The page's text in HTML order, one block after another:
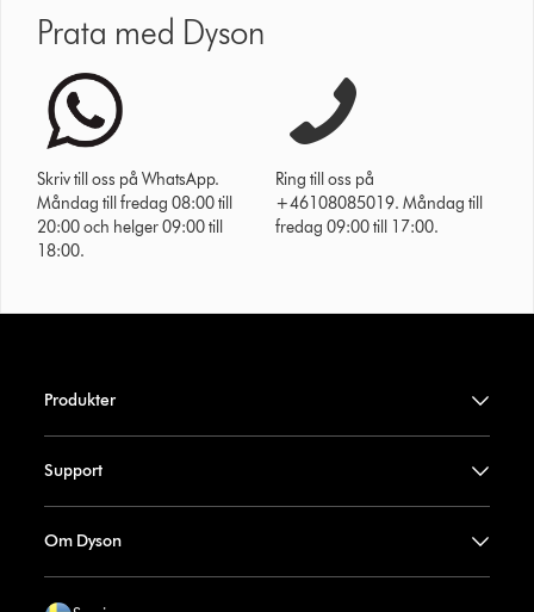
Prata med Dyson
Skriv till oss på WhatsApp.
Måndag till fredag 08:00 till
20:00 och helger 09:00 till
18:00.
Ring till oss på
+46108085019. Måndag till
fredag 09:00 till 17:00.
Produkter
Support
Om Dyson